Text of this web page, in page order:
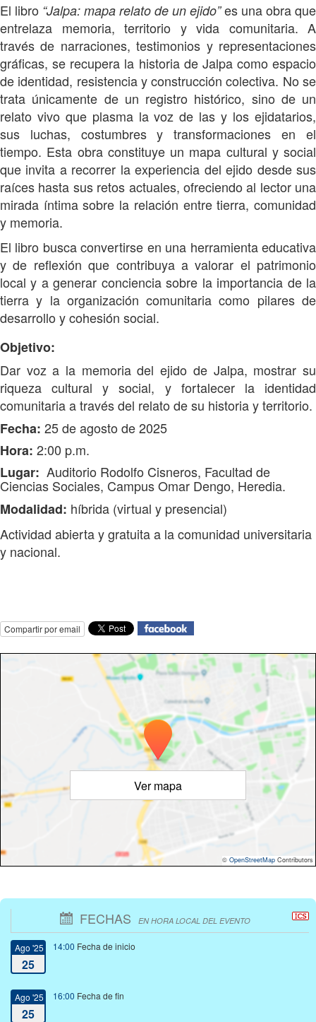
El libro “Jalpa: mapa relato de un ejido”es una obra que
entrelaza memoria, territorio y vida comunitaria. A
través de narraciones, testimonios y representaciones
gráficas, se recupera la historia de Jalpa como espacio
de identidad, resistencia y construcción colectiva. No se
trata únicamente de un registro histórico, sino de un
relato vivo que plasma la voz de las y los ejidatarios,
sus luchas, costumbres y transformaciones en el
tiempo. Esta obra constituye un mapa cultural y social
que invita a recorrer la experiencia del ejido desde sus
raíces hasta sus retos actuales, ofreciendo al lector una
mirada íntima sobre la relación entre tierra, comunidad
y memoria.
El libro busca convertirse en una herramienta educativa
y de reflexión que contribuya a valorar el patrimonio
local y a generar conciencia sobre la importancia de la
tierra y la organización comunitaria como pilares de
desarrollo y cohesión social.
Objetivo:
Dar voz a la memoria del ejido de Jalpa, mostrar su
riqueza cultural y social, y fortalecer la identidad
comunitaria a través del relato de su historia y territorio.
Fecha: 25 de agosto de 2025
Hora: 2:00 p.m.
Lugar: Auditorio Rodolfo Cisneros, Facultad de
Ciencias Sociales, Campus Omar Dengo, Heredia.
Modalidad: híbrida (virtual y presencial)
Actividad abierta y gratuita a la comunidad universitaria
y nacional.
Compartir por email
Ver mapa
© OpenStreetMap Contributors
FECHAS EN HORA LOCAL DEL EVENTO
Ago '25
25
14:00 Fecha de inicio
Ago '25
25
16:00 Fecha de fin